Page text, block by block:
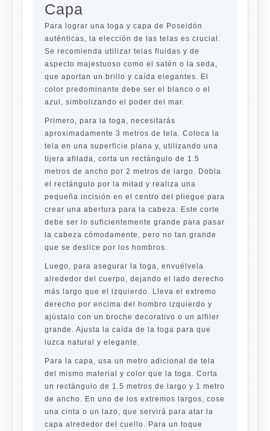
Capa
Para lograr una toga y capa de Poseidón
auténticas, la elección de las telas es crucial.
Se recomienda utilizar telas fluidas y de
aspecto majestuoso como el satén o la seda,
que aportan un brillo y caída elegantes. El
color predominante debe ser el blanco o el
azul, simbolizando el poder del mar.
Primero, para la toga, necesitarás
aproximadamente 3 metros de tela. Coloca la
tela en una superficie plana y, utilizando una
tijera afilada, corta un rectángulo de 1.5
metros de ancho por 2 metros de largo. Dobla
el rectángulo por la mitad y realiza una
pequeña incisión en el centro del pliegue para
crear una abertura para la cabeza. Este corte
debe ser lo suficientemente grande para pasar
la cabeza cómodamente, pero no tan grande
que se deslice por los hombros.
Luego, para asegurar la toga, envuélvela
alrededor del cuerpo, dejando el lado derecho
más largo que el izquierdo. Lleva el extremo
derecho por encima del hombro izquierdo y
ajústalo con un broche decorativo o un alfiler
grande. Ajusta la caída de la toga para que
luzca natural y elegante.
Para la capa, usa un metro adicional de tela
del mismo material y color que la toga. Corta
un rectángulo de 1.5 metros de largo y 1 metro
de ancho. En uno de los extremos largos, cose
una cinta o un lazo, que servirá para atar la
capa alrededor del cuello. Para un toque